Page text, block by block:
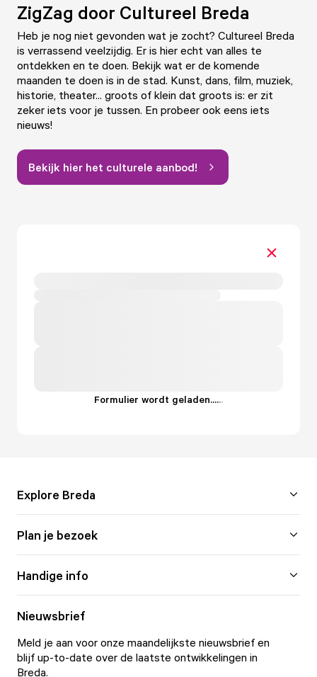
ZigZag door Cultureel Breda
Heb je nog niet gevonden wat je zocht? Cultureel Breda
is verrassend veelzijdig. Er is hier echt van alles te
ontdekken en te doen. Bekijk wat er de komende
maanden te doen is in de stad. Kunst, dans, film, muziek,
historie, theater... groots of klein dat groots is: er zit
zeker iets voor je tussen. En probeer ook eens iets
nieuws!
Bekijk hier het culturele aanbod!
Formulier wordt geladen......
Explore Breda
Plan je bezoek
Handige info
Nieuwsbrief
Meld je aan voor onze maandelijkste nieuwsbrief en
blijf up-to-date over de laatste ontwikkelingen in
Breda.